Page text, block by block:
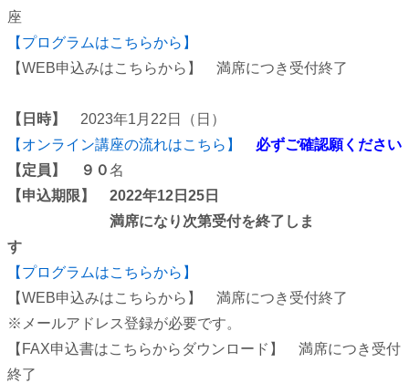
座
【プログラムはこちらから】
【WEB申込みはこちらから】 満席につき受付終了
【日時】 2023年1月22日（日）
【オンライン講座の流れはこちら】
必ずご確認願ください
【定員】 ９０名
【申込期限】 2022年12日25日
満席になり次第受付を終了しま
す
【プログラムはこちらから】
【WEB申込みはこちらから】 満席につき受付終了
※メールアドレス登録が必要です。
【FAX申込書はこちらからダウンロード】 満席につき受付
終了